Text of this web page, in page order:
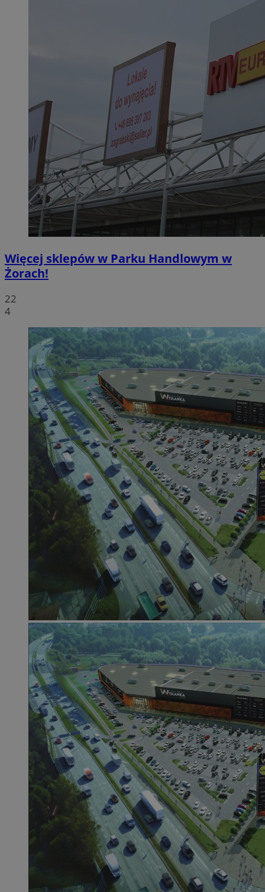
Więcej sklepów w Parku Handlowym w
Żorach!
22
4